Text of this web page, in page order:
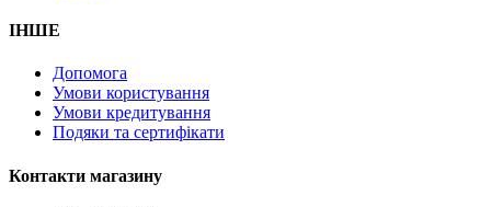
ІНШЕ
Допомога
Умови користування
Умови кредитування
Подяки та сертифікати
Контакти магазину